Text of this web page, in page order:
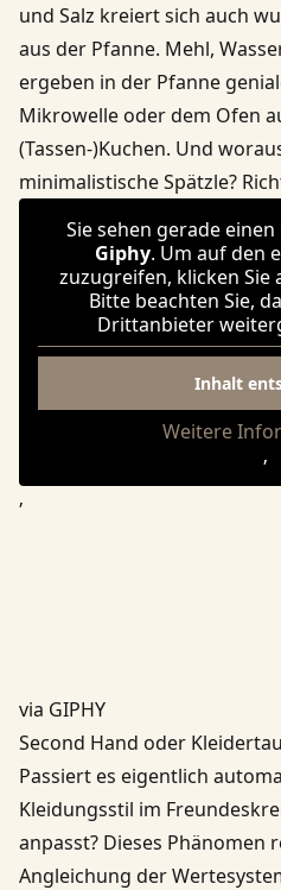
und Salz kreiert sich auch
aus der Pfanne. Mehl,
ergeben in der Pfanne
Mikrowelle oder dem Ofen
(Tassen-)Kuchen. Und
minimalistische Spätzle?
Sie sehen gerade
Giphy. Um auf den
zuzugreifen, klicken
Bitte beachten Sie,
Drittanbieter
Inhalt
Weitere
‚
‚
via GIPHY
Second Hand oder
Passiert es eigentlich
Kleidungsstil im
anpasst? Dieses
Angleichung der